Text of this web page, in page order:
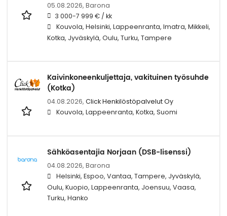
05.08.2026, Barona
3 000-7 999 € / kk
Kouvola, Helsinki, Lappeenranta, Imatra, Mikkeli,
Kotka, Jyväskylä, Oulu, Turku, Tampere
Kaivinkoneenkuljettaja, vakituinen työsuhde
(Kotka)
04.08.2026, Click Henkilöstöpalvelut Oy
Kouvola, Lappeenranta, Kotka, Suomi
Sähköasentajia Norjaan (DSB-lisenssi)
04.08.2026, Barona
Helsinki, Espoo, Vantaa, Tampere, Jyväskylä,
Oulu, Kuopio, Lappeenranta, Joensuu, Vaasa,
Turku, Hanko